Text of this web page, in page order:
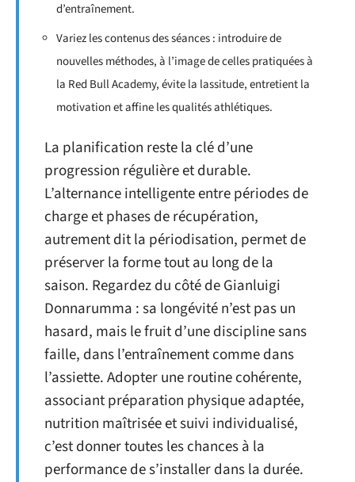
d’entraînement.
Variez les contenus des séances : introduire de
nouvelles méthodes, à l’image de celles pratiquées à
la Red Bull Academy, évite la lassitude, entretient la
motivation et affine les qualités athlétiques.
La planification reste la clé d’une
progression régulière et durable.
L’alternance intelligente entre périodes de
charge et phases de récupération,
autrement dit la périodisation, permet de
préserver la forme tout au long de la
saison. Regardez du côté de Gianluigi
Donnarumma : sa longévité n’est pas un
hasard, mais le fruit d’une discipline sans
faille, dans l’entraînement comme dans
l’assiette. Adopter une routine cohérente,
associant préparation physique adaptée,
nutrition maîtrisée et suivi individualisé,
c’est donner toutes les chances à la
performance de s’installer dans la durée.